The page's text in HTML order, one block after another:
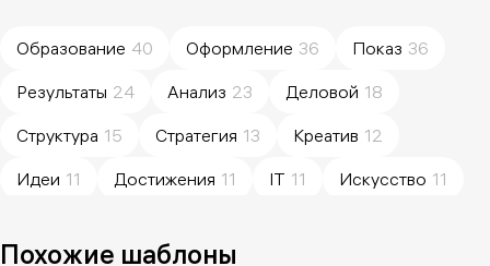
Образование 40 Оформление 36 Показ 36
Результаты 24 Анализ 23 Деловой 18
Структура 15 Стратегия 13 Креатив 12
Идеи 11 Достижения 11 IT 11 Искусство 11
Похожие шаблоны